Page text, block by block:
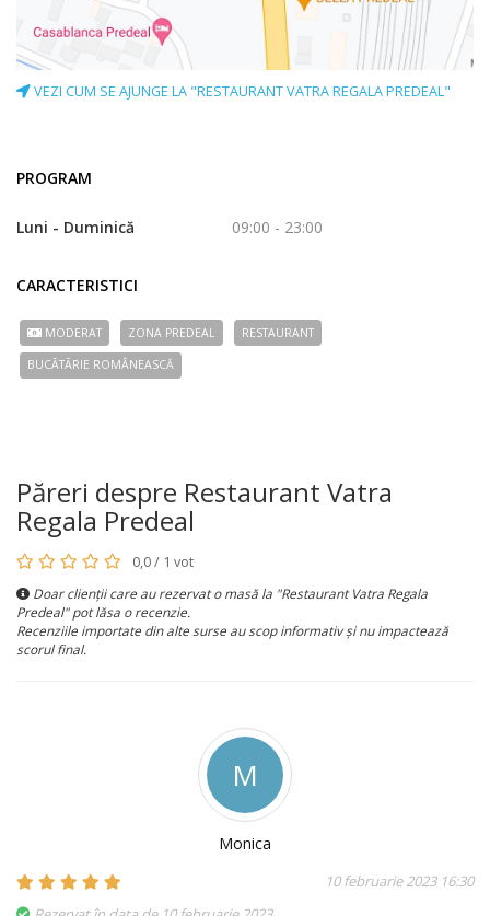
VEZI CUM SE AJUNGE LA "RESTAURANT VATRA REGALA PREDEAL"
PROGRAM
Luni - Duminică 09:00 - 23:00
CARACTERISTICI
MODERAT ZONA PREDEAL RESTAURANT
BUCÃTÃRIE ROMÂNEASCĂ
Păreri despre Restaurant Vatra
Regala Predeal
0,0 / 1 vot
Doar clienții care au rezervat o masă la "Restaurant Vatra Regala
Predeal" pot lăsa o recenzie.
Recenziile importate din alte surse au scop informativ și nu impactează
scorul final.
M
Monica
10 februarie 2023 16:30